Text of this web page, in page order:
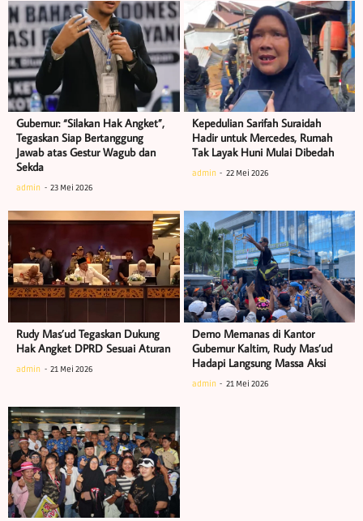
Gubernur: “Silakan Hak Angket”,
Tegaskan Siap Bertanggung
Jawab atas Gestur Wagub dan
Sekda
admin 23 Mei 2026
Kepedulian Sarifah Suraidah
Hadir untuk Mercedes, Rumah
Tak Layak Huni Mulai Dibedah
admin 22 Mei 2026
Rudy Mas’ud Tegaskan Dukung
Hak Angket DPRD Sesuai Aturan
admin 21 Mei 2026
Demo Memanas di Kantor
Gubernur Kaltim, Rudy Mas’ud
Hadapi Langsung Massa Aksi
admin 21 Mei 2026